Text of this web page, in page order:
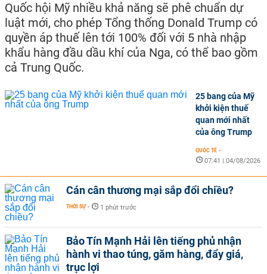
Quốc hội Mỹ nhiều khả năng sẽ phê chuẩn dự
luật mới, cho phép Tổng thống Donald Trump có
quyền áp thuế lên tới 100% đối với 5 nhà nhập
khẩu hàng đầu dầu khí của Nga, có thể bao gồm
cả Trung Quốc.
25 bang của Mỹ
khởi kiện thuế
quan mới nhất
của ông Trump
QUỐC TẾ -
07:41 | 04/08/2026
Cán cân thương mại sắp đổi chiều?
THỜI SỰ - 1 phút trước
Bảo Tín Mạnh Hải lên tiếng phủ nhận
hành vi thao túng, găm hàng, đẩy giá,
trục lợi